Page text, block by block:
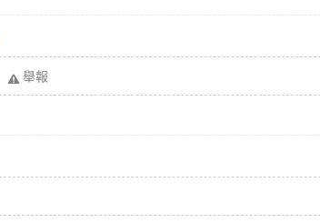
舉報